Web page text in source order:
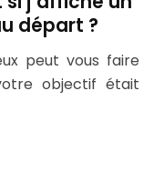
départ ?
peut vous faire
objectif était